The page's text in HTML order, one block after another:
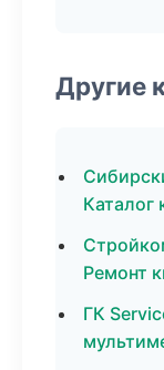
Другие
Каталог
Ремонт
ГК